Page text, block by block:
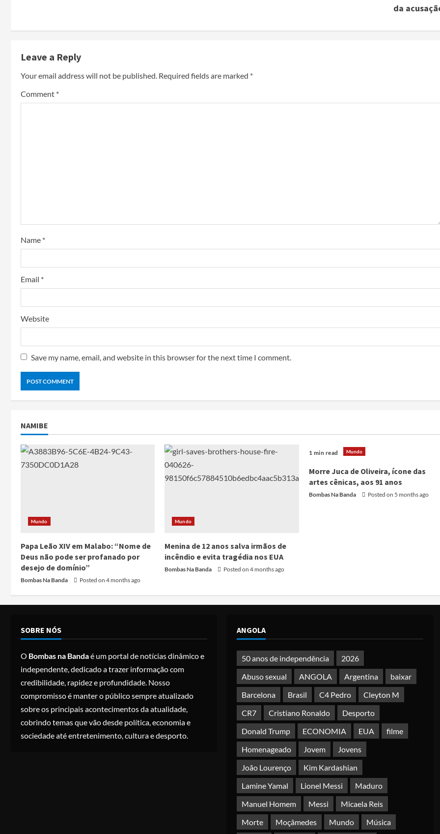
da
Leave a Reply
Your email address will not be published. Required fields are marked *
Comment *
Name *
Email *
Website
Save my name, email, and website in this browser for the next time I comment.
NAMIBE
Mundo
Papa Leão XIV em Malabo: “Nome de
Deus não pode ser profanado por
desejo de domínio”
Bombas Na Banda Posted on 4 months ago
Mundo
Menina de 12 anos salva irmãos de
incêndio e evita tragédia nos EUA
Bombas Na Banda Posted on 4 months ago
1 min read Mundo
Morre Juca de Oliveira, ícone das
artes cênicas, aos 91 anos
Bombas Na Banda Posted on 5 months ago
SOBRE NÓS
O Bombas na Bandaé um portal de notícias dinâmico e
independente, dedicado a trazer informação com
credibilidade, rapidez e profundidade. Nosso
compromisso é manter o público sempre atualizado
sobre os principais acontecimentos da atualidade,
cobrindo temas que vão desde política, economia e
sociedade até entretenimento, cultura e desporto.
ANGOLA
50 anos de independência
2026
Abuso sexual
ANGOLA Argentina
baixar
Barcelona
Brasil C4 Pedro
Cleyton M
CR7
Cristiano Ronaldo
Desporto
Donald Trump
ECONOMIA EUA
filme
Homenageado
Jovem
Jovens
João Lourenço
Kim Kardashian
Lamine Yamal
Lionel Messi
Maduro
Manuel Homem
Messi
Micaela Reis
Morte
Moçâmedes Mundo Música